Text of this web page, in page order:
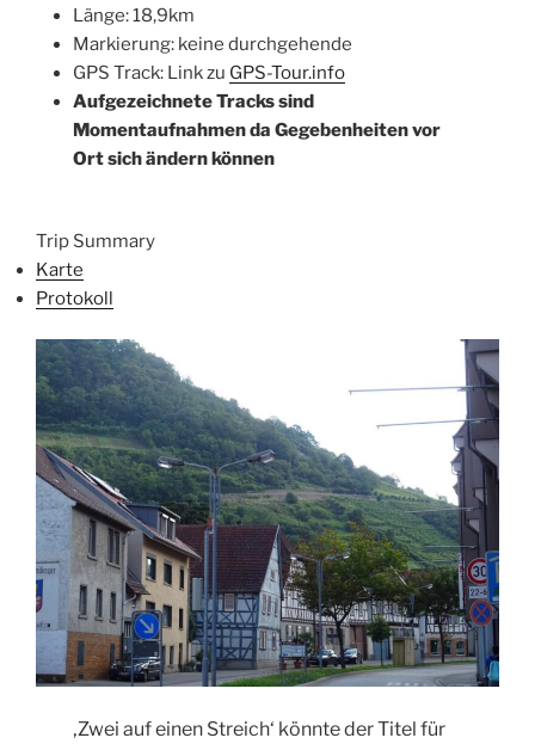
Länge: 18,9km
Markierung: keine durchgehende
GPS Track: Link zu GPS-Tour.info
Aufgezeichnete Tracks sind
Momentaufnahmen da Gegebenheiten vor
Ort sich ändern können
Trip Summary
Karte
Protokoll
‚Zwei auf einen Streich‘ könnte der Titel für